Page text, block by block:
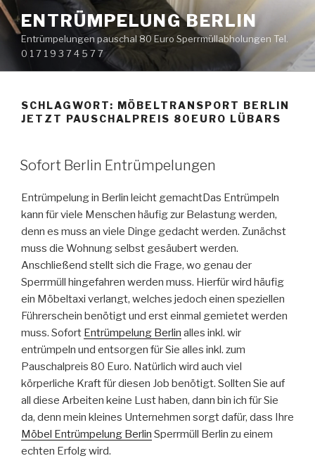
Zum
Inhalt
springen
ENTRÜMPELUNG BERLIN
Entrümpelungen pauschal 80 Euro Sperrmüllabholungen Tel.
0 1 7 1 9 3 7 4 5 7 7
SCHLAGWORT: MÖBELTRANSPORT BERLIN
JETZT PAUSCHALPREIS 80EURO LÜBARS
VERÖFFENTLICHT
AM
Sofort Berlin Entrümpelungen
Entrümpelung in Berlin leicht gemachtDas Entrümpeln
kann für viele Menschen häufig zur Belastung werden,
denn es muss an viele Dinge gedacht werden. Zunächst
muss die Wohnung selbst gesäubert werden.
Anschließend stellt sich die Frage, wo genau der
Sperrmüll hingefahren werden muss. Hierfür wird häufig
ein Möbeltaxi verlangt, welches jedoch einen speziellen
Führerschein benötigt und erst einmal gemietet werden
muss. Sofort Entrümpelung Berlin alles inkl. wir
entrümpeln und entsorgen für Sie alles inkl. zum
Pauschalpreis 80 Euro. Natürlich wird auch viel
körperliche Kraft für diesen Job benötigt. Sollten Sie auf
all diese Arbeiten keine Lust haben, dann bin ich für Sie
da, denn mein kleines Unternehmen sorgt dafür, dass Ihre
Möbel Entrümpelung Berlin Sperrmüll Berlin zu einem
echten Erfolg wird.